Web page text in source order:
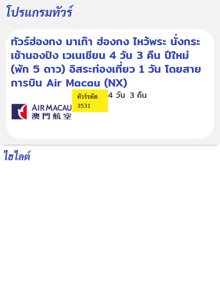
โปรแกรมทัวร์
ทัวร์ฮ่องกง มาเก๊า ฮ่องกง ไหว้พระ นั่งกระ
เช้านองปิง เวเนเชียน 4 วัน 3 คืน ปีใหม่
(พัก 5 ดาว) อิสระท่องเที่ยว 1 วัน โดยสาย
การบิน Air Macau (NX)
ทัวร์รหัส:
3531
4 วัน 3 คืน
ไฮไลต์